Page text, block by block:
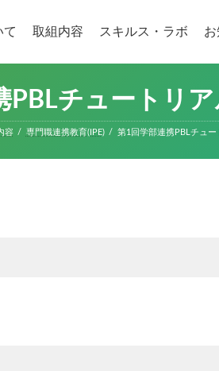
て 取組内容 スキルス・ラボ
PBLチュートリ
容 専門職連携教育(IPE) 第1回学部連携PBLチュ